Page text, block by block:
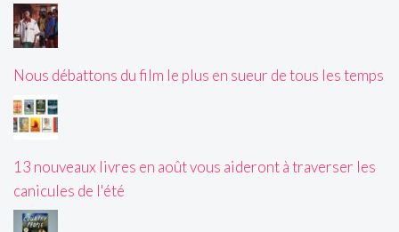
Nous débattons du film le plus en sueur de tous les temps
13 nouveaux livres en août vous aideront à traverser les
canicules de l'été